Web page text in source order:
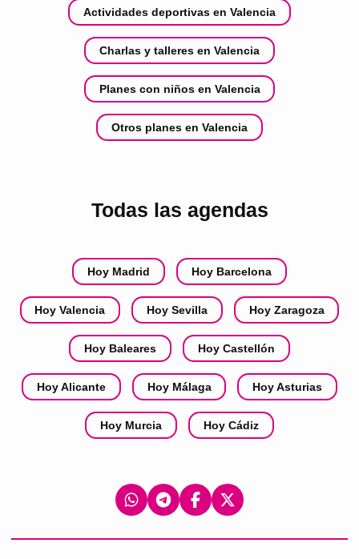
Actividades deportivas en Valencia
Charlas y talleres en Valencia
Planes con niños en Valencia
Otros planes en Valencia
Todas las agendas
Hoy Madrid Hoy Barcelona
Hoy Valencia Hoy Sevilla Hoy Zaragoza
Hoy Baleares Hoy Castellón
Hoy Alicante Hoy Málaga Hoy Asturias
Hoy Murcia Hoy Cádiz